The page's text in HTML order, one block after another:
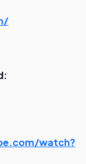
watch?